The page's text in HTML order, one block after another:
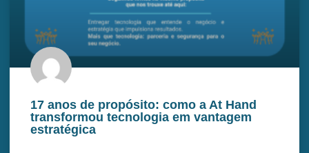
17 anos de propósito: como a At Hand
transformou tecnologia em vantagem
estratégica